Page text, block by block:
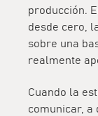
producción.
desde cero,
sobre una
realmente
Cuando la
comunicar, a